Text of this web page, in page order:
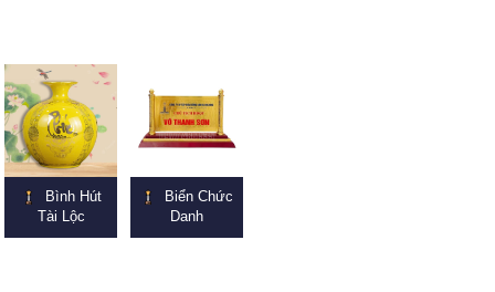
Bình Hút
Tài Lộc
Biển Chức
Danh